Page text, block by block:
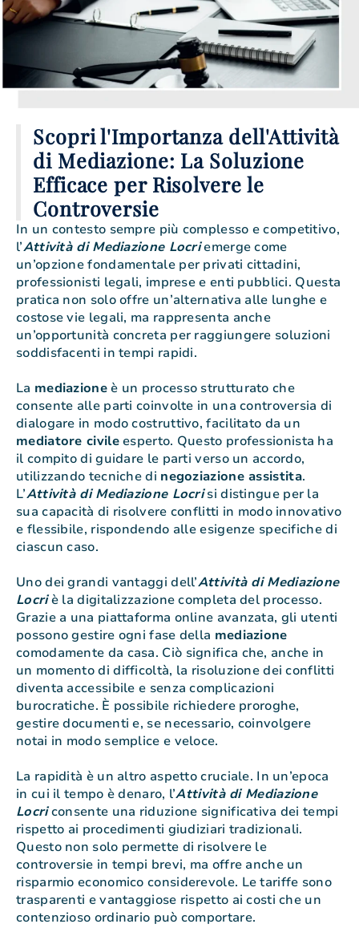
Scopri l'Importanza dell'Attività
di Mediazione: La Soluzione
Efficace per Risolvere le
Controversie
In un contesto sempre più complesso e competitivo,
l’Attività di Mediazione Locriemerge come
un’opzione fondamentale per privati cittadini,
professionisti legali, imprese e enti pubblici. Questa
pratica non solo offre un’alternativa alle lunghe e
costose vie legali, ma rappresenta anche
un’opportunità concreta per raggiungere soluzioni
soddisfacenti in tempi rapidi.
La mediazioneè un processo strutturato che
consente alle parti coinvolte in una controversia di
dialogare in modo costruttivo, facilitato da un
mediatore civileesperto. Questo professionista ha
il compito di guidare le parti verso un accordo,
utilizzando tecniche di negoziazione assistita.
L’Attività di Mediazione Locrisi distingue per la
sua capacità di risolvere conflitti in modo innovativo
e flessibile, rispondendo alle esigenze specifiche di
ciascun caso.
Uno dei grandi vantaggi dell’Attività di Mediazione
Locriè la digitalizzazione completa del processo.
Grazie a una piattaforma online avanzata, gli utenti
possono gestire ogni fase della mediazione
comodamente da casa. Ciò significa che, anche in
un momento di difficoltà, la risoluzione dei conflitti
diventa accessibile e senza complicazioni
burocratiche. È possibile richiedere proroghe,
gestire documenti e, se necessario, coinvolgere
notai in modo semplice e veloce.
La rapidità è un altro aspetto cruciale. In un’epoca
in cui il tempo è denaro, l’Attività di Mediazione
Locriconsente una riduzione significativa dei tempi
rispetto ai procedimenti giudiziari tradizionali.
Questo non solo permette di risolvere le
controversie in tempi brevi, ma offre anche un
risparmio economico considerevole. Le tariffe sono
trasparenti e vantaggiose rispetto ai costi che un
contenzioso ordinario può comportare.